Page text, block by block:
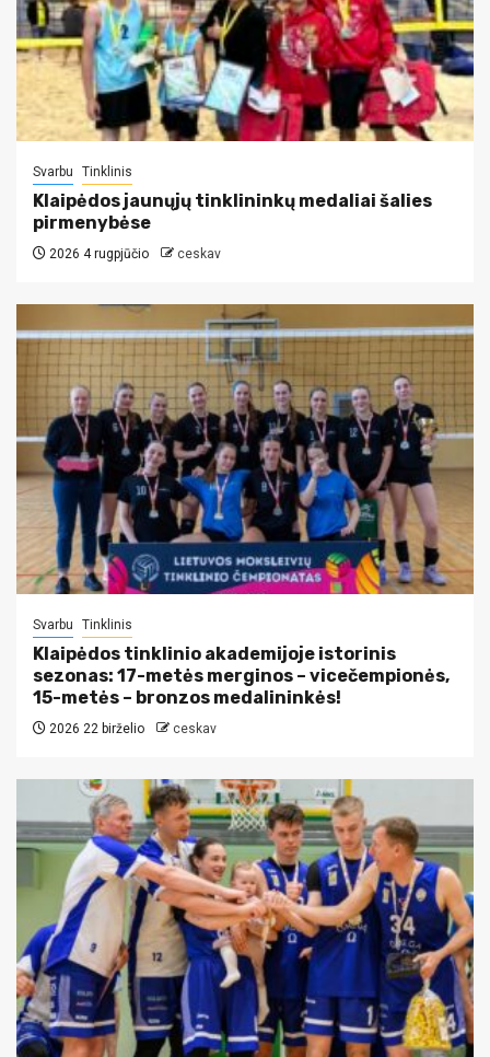
Svarbu Tinklinis
Klaipėdos jaunųjų tinklininkų medaliai šalies
pirmenybėse
2026 4 rugpjūčio ceskav
Svarbu Tinklinis
Klaipėdos tinklinio akademijoje istorinis
sezonas: 17-metės merginos – vicečempionės,
15-metės – bronzos medalininkės!
2026 22 birželio ceskav